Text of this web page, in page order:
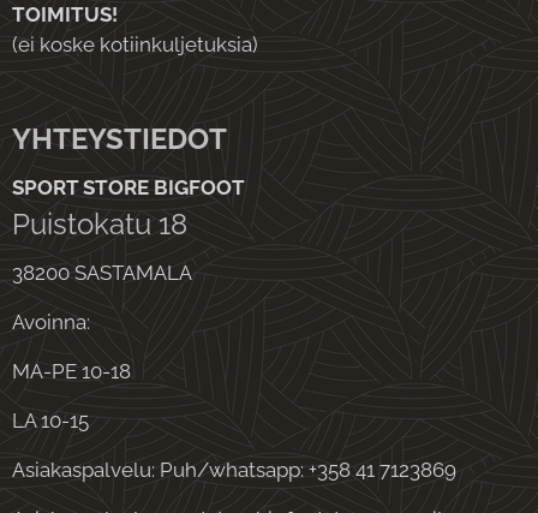
oikeakäti
pelaajill
e
vasemm
vasenkät
pelaajill
oikealle.
Westsid
Warshipi
TOIMITUS!
(ei koske kotiinkuljetuksia)
YHTEYSTIEDOT
SPORT STORE BIGFOOT
Puistokatu 18
38200 SASTAMALA
Avoinna:
MA-PE 10-18
LA 10-15
Asiakaspalvelu: Puh/whatsapp: +358 41 7123869